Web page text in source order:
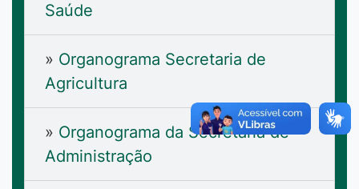
Saúde
» Organograma Secretaria de
Agricultura
» Organograma da Secretaria de
Administração